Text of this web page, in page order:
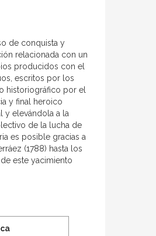
de conquista y
relacionada con un
producidos con el
escritos por los
historiográfico por el
y final heroico
y elevándola a la
de la lucha de
es posible gracias a
(1788) hasta los
este yacimiento